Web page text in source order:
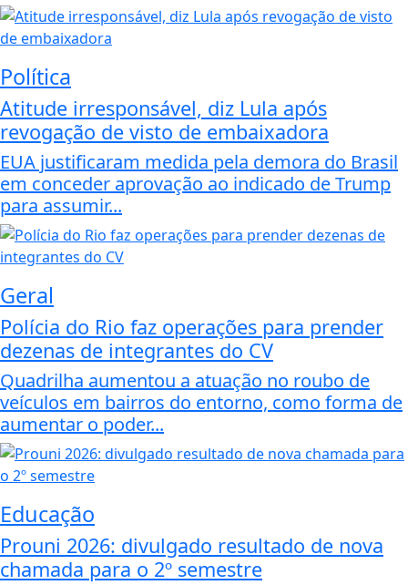
Política
Atitude irresponsável, diz Lula após
revogação de visto de embaixadora
EUA justificaram medida pela demora do Brasil
em conceder aprovação ao indicado de Trump
para assumir...
Geral
Polícia do Rio faz operações para prender
dezenas de integrantes do CV
Quadrilha aumentou a atuação no roubo de
veículos em bairros do entorno, como forma de
aumentar o poder...
Educação
Prouni 2026: divulgado resultado de nova
chamada para o 2º semestre